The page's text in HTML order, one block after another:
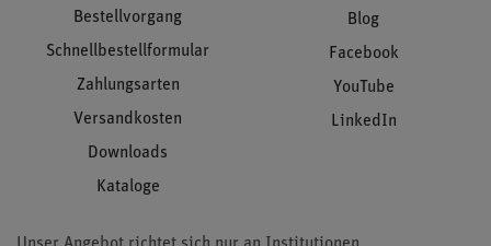
Bestellvorgang
Schnellbestellformular
Zahlungsarten
Versandkosten
Downloads
Kataloge
Blog
Facebook
YouTube
LinkedIn